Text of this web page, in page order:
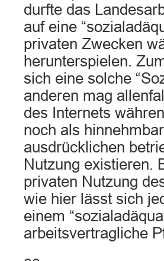
durfte das
auf eine
privaten Zwecken
herunterspielen.
sich eine solche
anderen mag
des Internets
noch als
ausdrücklichen
Nutzung existieren.
privaten Nutzung
wie hier lässt sich
einem
arbeitsvertragliche